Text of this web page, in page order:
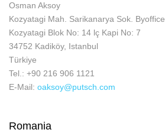
Osman Aksoy
Kozyatagi Mah. Sarikanarya Sok. Byoffice
Kozyatagi Blok No: 14 lç Kapi No: 7
34752 Kadiköy, Istanbul
Türkiye
Tel.: +90 216 906 1121
E-Mail: oaksoy@putsch.com
Romania